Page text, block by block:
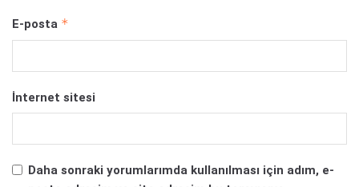
E-posta *
İnternet sitesi
Daha sonraki yorumlarımda kullanılması için adım, e-